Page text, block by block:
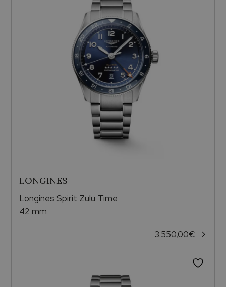
LONGINES
Longines Spirit Zulu Time
42 mm
3.550,00€